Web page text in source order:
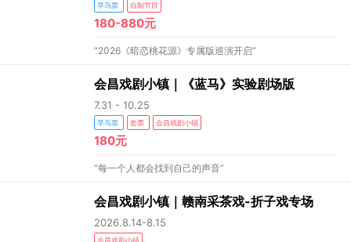
早鸟票 自制节目
180-880元
“2026《暗恋桃花源》专属版巡演开启”
会昌戏剧小镇｜《蓝马》实验剧场版
7.31 - 10.25
早鸟票 套票 会昌戏剧小镇
180元
“每一个人都会找到自己的声音”
会昌戏剧小镇｜赣南采茶戏-折子戏专场
2026.8.14-8.15
会昌戏剧小镇